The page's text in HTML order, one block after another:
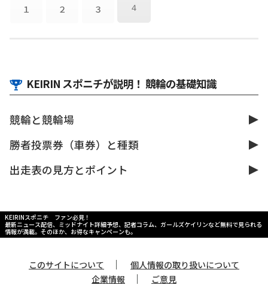
１ ２ ３ ４
KEIRIN スポニチが説明！ 競輪の基礎知識
競輪と競輪場
勝者投票券（車券）と種類
出走表の見方とポイント
KEIRINスポニチ ファン必見！
最新ニュース配信、ミッドナイト詳細予想、記者コラム、ガールズケイリンなど無料で見られる
情報が満載。そのほか、お得なキャンペーンも。
このサイトについて ｜
個人情報の取り扱いについて
企業情報
｜ ご意見